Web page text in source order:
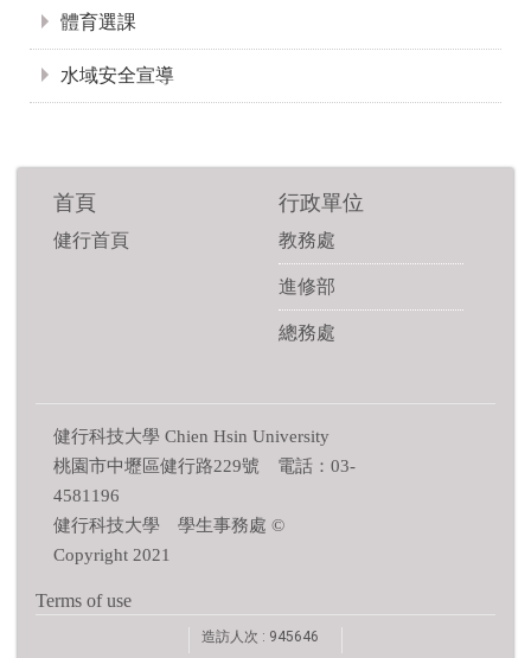
體育選課
水域安全宣導
首頁
健行首頁
行政單位
教務處
進修部
總務處
健行科技大學 Chien Hsin University
桃園市中壢區健行路229號 電話：03-
4581196
健行科技大學 學生事務處 ©
Copyright 2021
Terms of use
造訪人次 : 945646